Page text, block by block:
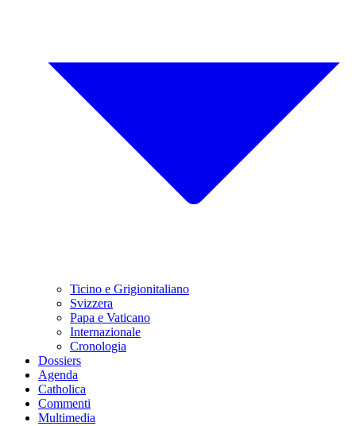
Ticino e Grigionitaliano
Svizzera
Papa e Vaticano
Internazionale
Cronologia
Dossiers
Agenda
Catholica
Commenti
Multimedia